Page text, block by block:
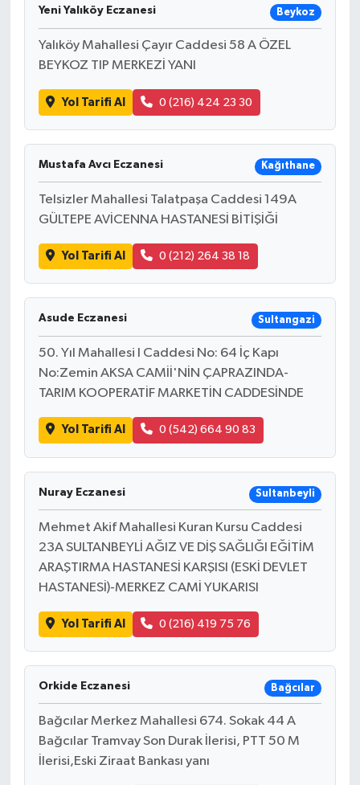
Yeni Yalıköy Eczanesi Beykoz
Yalıköy Mahallesi Çayır Caddesi 58 A ÖZEL
BEYKOZ TIP MERKEZİ YANI
Yol Tarifi Al 0 (216) 424 23 30
Mustafa Avcı Eczanesi Kağıthane
Telsizler Mahallesi Talatpaşa Caddesi 149A
GÜLTEPE AVİCENNA HASTANESİ BİTİŞİĞİ
Yol Tarifi Al 0 (212) 264 38 18
Asude Eczanesi Sultangazi
50. Yıl Mahallesi I Caddesi No: 64 İç Kapı
No:Zemin AKSA CAMİİ'NİN ÇAPRAZINDA-
TARIM KOOPERATİF MARKETİN CADDESİNDE
Yol Tarifi Al 0 (542) 664 90 83
Nuray Eczanesi Sultanbeyli
Mehmet Akif Mahallesi Kuran Kursu Caddesi
23A SULTANBEYLİ AĞIZ VE DİŞ SAĞLIĞI EĞİTİM
ARAŞTIRMA HASTANESİ KARŞISI (ESKİ DEVLET
HASTANESİ)-MERKEZ CAMİ YUKARISI
Yol Tarifi Al 0 (216) 419 75 76
Orkide Eczanesi Bağcılar
Bağcılar Merkez Mahallesi 674. Sokak 44 A
Bağcılar Tramvay Son Durak İlerisi, PTT 50 M
İlerisi,Eski Ziraat Bankası yanı